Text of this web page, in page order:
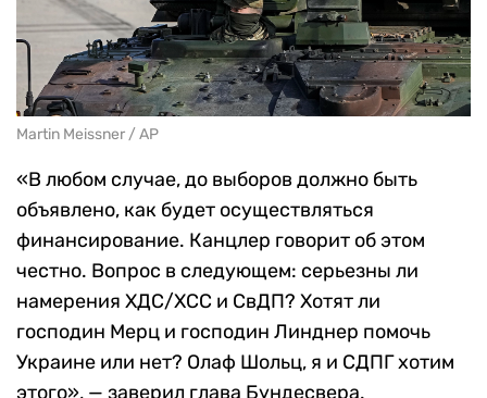
Martin Meissner / AP
«В любом случае, до выборов должно быть
объявлено, как будет осуществляться
финансирование. Канцлер говорит об этом
честно. Вопрос в следующем: серьезны ли
намерения ХДС/ХСС и СвДП? Хотят ли
господин Мерц и господин Линднер помочь
Украине или нет? Олаф Шольц, я и СДПГ хотим
этого», — заверил глава Бундесвера.